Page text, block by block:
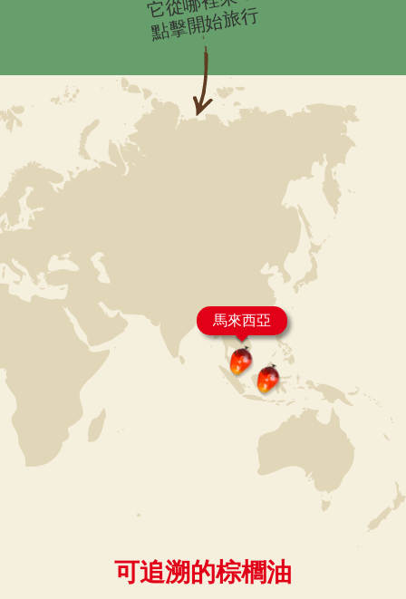
點擊開始旅行
可追溯的棕櫚油
馬來西亞